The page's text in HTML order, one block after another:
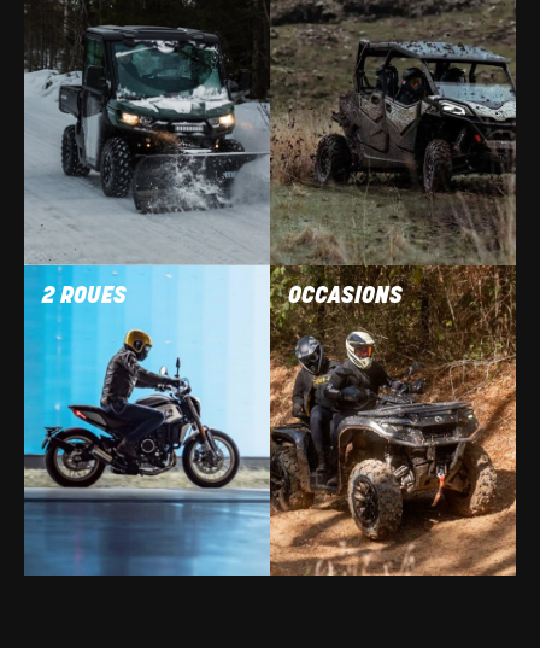
2 ROUES OCCASIONS